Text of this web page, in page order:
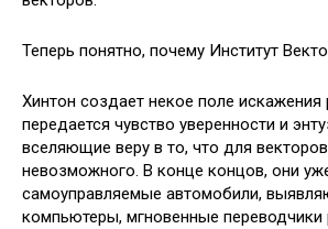
Теперь понятно, почему Институт
Хинтон создает некое поле искажения
передается чувство уверенности и
вселяющие веру в то, что для
невозможного. В конце концов, они
самоуправляемые автомобили,
компьютеры, мгновенные переводчики